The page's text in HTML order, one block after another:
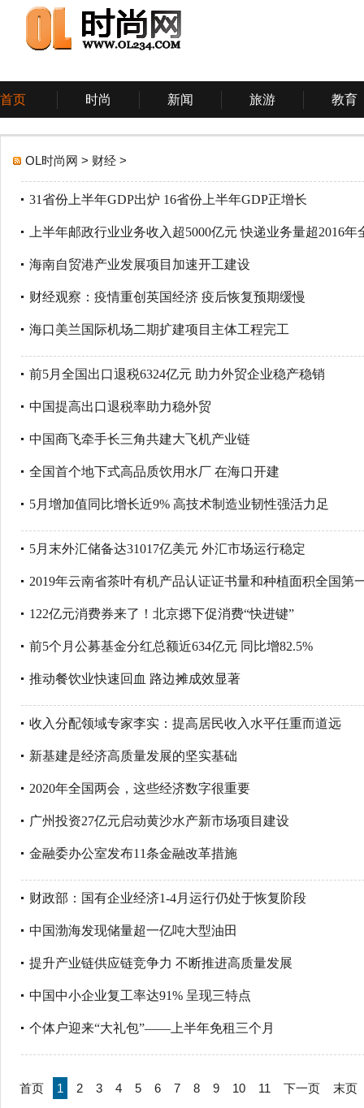
首页 时尚 新闻 旅游 教育
游戏 体育
科技
OL时尚网 > 财经 >
31省份上半年GDP出炉 16省份上半年GDP正增长
上半年邮政行业业务收入超5000亿元 快递业务量超2016年
海南自贸港产业发展项目加速开工建设
财经观察：疫情重创英国经济 疫后恢复预期缓慢
海口美兰国际机场二期扩建项目主体工程完工
前5月全国出口退税6324亿元 助力外贸企业稳产稳销
中国提高出口退税率助力稳外贸
中国商飞牵手长三角共建大飞机产业链
全国首个地下式高品质饮用水厂 在海口开建
5月增加值同比增长近9% 高技术制造业韧性强活力足
5月末外汇储备达31017亿美元 外汇市场运行稳定
2019年云南省茶叶有机产品认证证书量和种植面积全国第
122亿元消费券来了！北京摁下促消费“快进键”
前5个月公募基金分红总额近634亿元 同比增82.5%
推动餐饮业快速回血 路边摊成效显著
收入分配领域专家李实：提高居民收入水平任重而道远
新基建是经济高质量发展的坚实基础
2020年全国两会，这些经济数字很重要
广州投资27亿元启动黄沙水产新市场项目建设
金融委办公室发布11条金融改革措施
财政部：国有企业经济1-4月运行仍处于恢复阶段
中国渤海发现储量超一亿吨大型油田
提升产业链供应链竞争力 不断推进高质量发展
中国中小企业复工率达91% 呈现三特点
个体户迎来“大礼包”——上半年免租三个月
首页 1 2 3 4 5 6 7 8 9 10 11 下一页 末页